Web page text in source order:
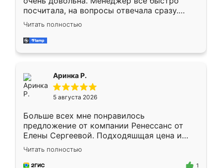
посчитала, на вопросы отвечала сразу.
Замерщик приехал в субботу, подошёл к
делу со всей ответственностью. Собрали
за день, ребята работали аккуратно, даже
Читать полностью
Аринка Р.
5 августа 2026
Больше всех мне понравилось
предложение от компании Ренессанс от
Елены Сергеевой. Подходяшщая цена и
короткие сроки изготовления. Приехавший
для замера сотрудник Владислав
предложил по моему эскизу самый
Читать полностью
1